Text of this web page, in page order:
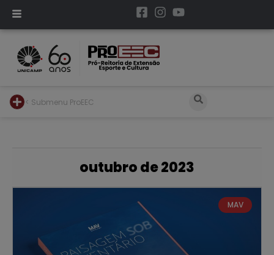
< Submenu ProEEC
outubro de 2023
MAV